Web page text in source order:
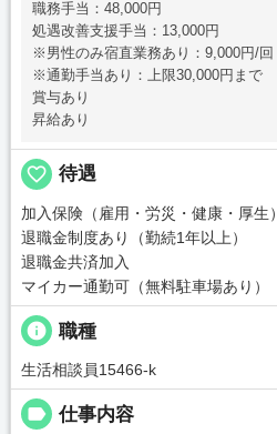
職務手当：48,000円
処遇改善支援手当：13,000円
※男性のみ宿直業務あり：9,000円/回
※通勤手当あり：上限30,000円まで
賞与あり
昇給あり
favorite_border 待遇
加入保険（雇用・労災・健康・厚生）
退職金制度あり（勤続1年以上）
退職金共済加入
マイカー通勤可（無料駐車場あり）
info 職種
生活相談員15466-k
label 仕事内容